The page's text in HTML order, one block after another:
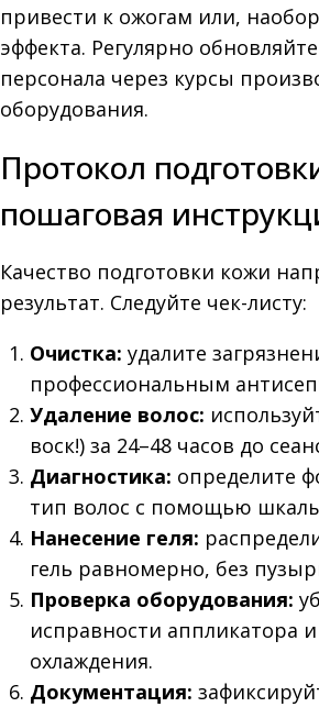
привести к ожогам или,
эффекта. Регулярно
персонала через курсы
оборудования.
Протокол
пошаговая
Качество подготовки кожи
результат. Следуйте чек-листу:
Очистка: удалите
профессиональным
Удаление волос:
воск!) за 24–48 часов до
Диагностика: определите
тип волос с помощью
Нанесение геля:
гель равномерно, без
Проверка оборудования:
исправности аппликатора
охлаждения.
Документация: